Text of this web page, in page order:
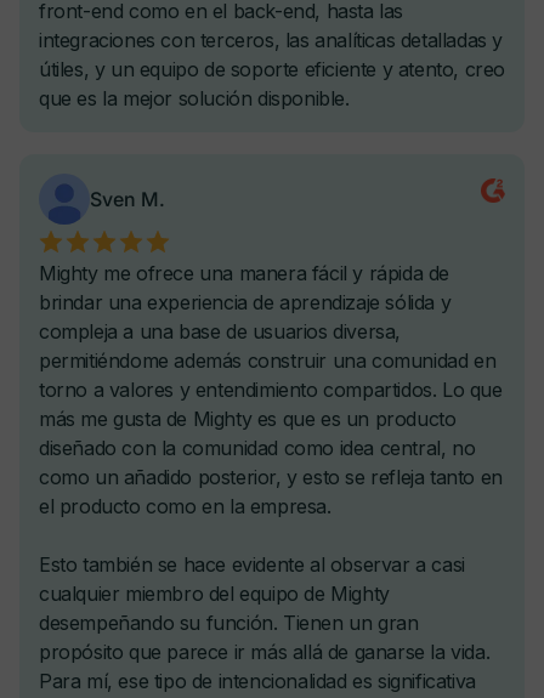
Cursos bajo demanda
Cursos en cohortes
Cursos y retos en vivo
Cuestionarios y pruebas